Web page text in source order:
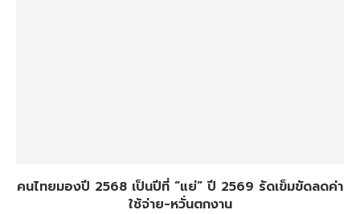
คนไทยมองปี 2568 เป็นปีที่ “แย่” ปี 2569 รัดเข็มขัดลดค่า
ใช้จ่าย-หวั่นตกงาน